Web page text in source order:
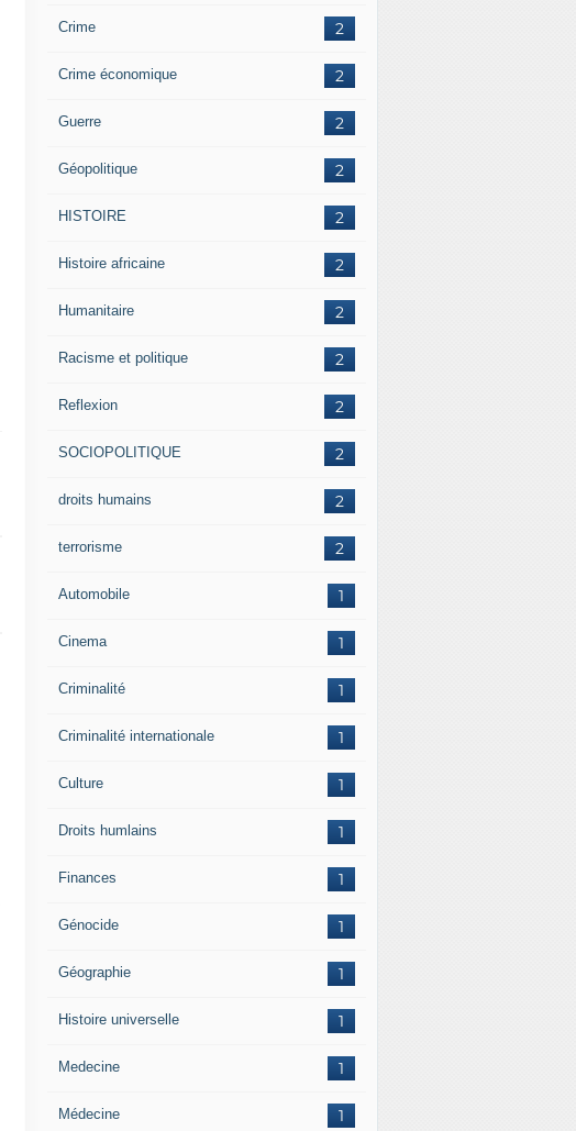
2
Crime
2
Crime économique
2
Guerre
2
Géopolitique
2
HISTOIRE
2
Histoire africaine
2
Humanitaire
2
Racisme et politique
2
Reflexion
2
SOCIOPOLITIQUE
2
droits humains
2
terrorisme
1
Automobile
1
Cinema
1
Criminalité
1
Criminalité internationale
1
Culture
1
Droits humlains
1
Finances
1
Génocide
1
Géographie
1
Histoire universelle
1
Medecine
1
Médecine